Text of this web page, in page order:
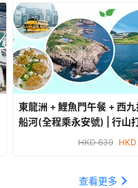
東龍洲 + 鯉魚門午餐 + 西
船河(全程乘永安號) | 行山打卡一天
HKD 639 HKD
查看更多